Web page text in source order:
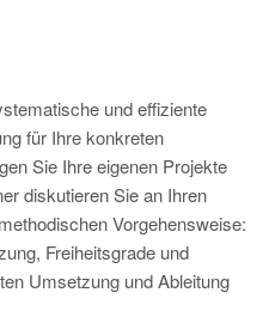
und effiziente
für Ihre konkreten
Sie Ihre eigenen Projekte
diskutieren Sie an Ihren
Vorgehensweise:
Freiheitsgrade und
Umsetzung und Ableitung